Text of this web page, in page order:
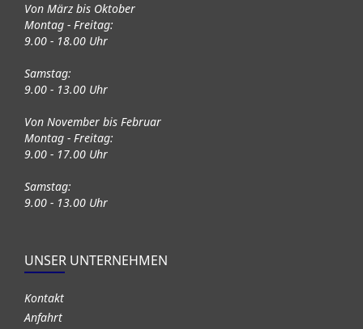
Von März bis Oktober
Montag - Freitag:
9.00 - 18.00 Uhr
Samstag:
9.00 - 13.00 Uhr
Von November bis Februar
Montag - Freitag:
9.00 - 17.00 Uhr
Samstag:
9.00 - 13.00 Uhr
UNSER UNTERNEHMEN
Kontakt
Anfahrt